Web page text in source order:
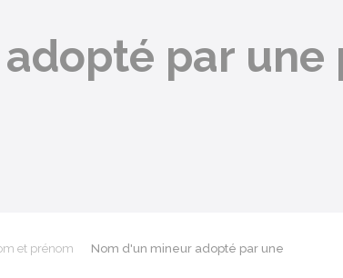
par une
et prénom
Nom d'un mineur adopté par une